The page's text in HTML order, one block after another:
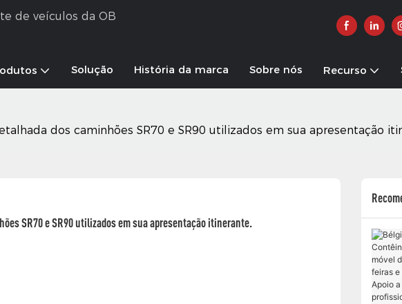
de veículos da OB
Solução História da marca Sobre nós Recurso
dos caminhões SR70 e SR90 utilizados em sua apresentação
SR70 e SR90 utilizados em sua apresentação itinerante.